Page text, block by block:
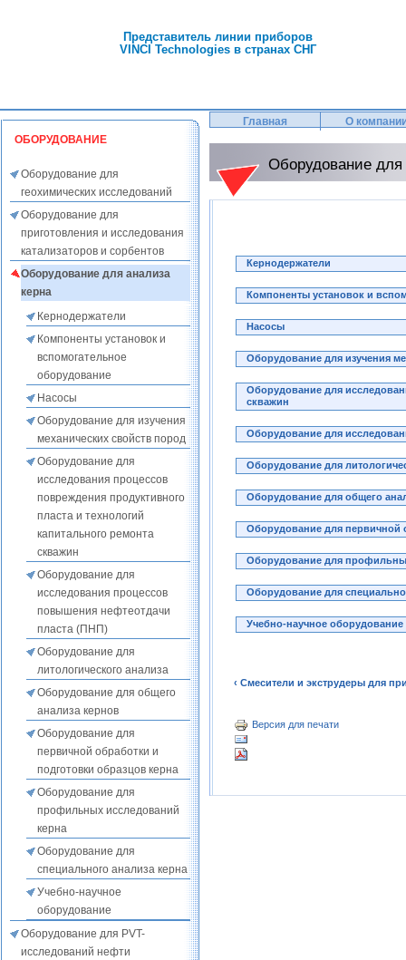
Представитель линии приборов
VINCI Technologies в странах СНГ
ОБОРУДОВАНИЕ
Оборудование для
геохимических исследований
Оборудование для
приготовления и исследования
катализаторов и сорбентов
Оборудование для анализа
керна
Кернодержатели
Компоненты установок и
вспомогательное
оборудование
Насосы
Оборудование для изучения
механических свойств пород
Оборудование для
исследования процессов
повреждения продуктивного
пласта и технологий
капитального ремонта
скважин
Оборудование для
исследования процессов
повышения нефтеотдачи
пласта (ПНП)
Оборудование для
литологического анализа
Оборудование для общего
анализа кернов
Оборудование для
первичной обработки и
подготовки образцов керна
Оборудование для
профильных исследований
керна
Оборудование для
специального анализа керна
Учебно-научное
оборудование
Оборудование для PVT-
исследований нефти
Главная О
Оборудование для
Кернодержатели
Компоненты установок и
Насосы
Оборудование для изучения
Оборудование для
скважин
Оборудование для
Оборудование для
Оборудование для общего
Оборудование для первичной
Оборудование для
Оборудование для
Учебно-научное оборудование
‹ Смесители и экструдеры для
Версия для печати